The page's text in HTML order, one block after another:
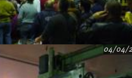
04/04/